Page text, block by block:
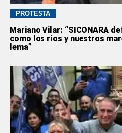
PROTESTA
Mariano Vilar: “SICONARA
como los ríos y nuestros
lema”